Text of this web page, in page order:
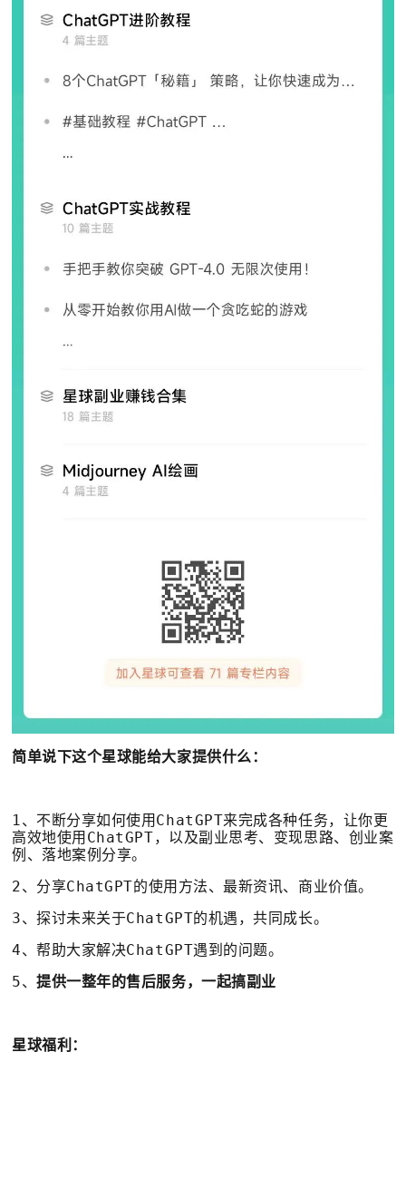
简单说下这个星球能给大家提供什么：
1、不断分享如何使用ChatGPT来完成各种任务，让你更
高效地使用ChatGPT，以及副业思考、变现思路、创业案
例、落地案例分享。
2、分享ChatGPT的使用方法、最新资讯、商业价值。
3、探讨未来关于ChatGPT的机遇，共同成长。
4、帮助大家解决ChatGPT遇到的问题。
5、提供一整年的售后服务，一起搞副业
星球福利：